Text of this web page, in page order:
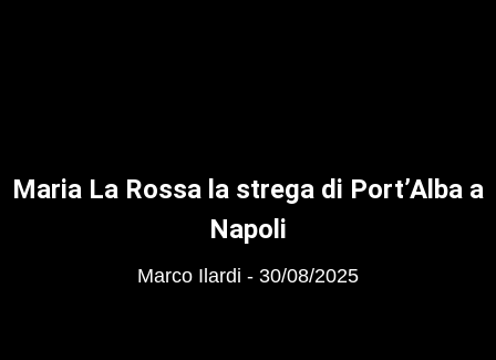
Maria La Rossa la strega di Port’Alba a
Napoli
Marco Ilardi 30/08/2025